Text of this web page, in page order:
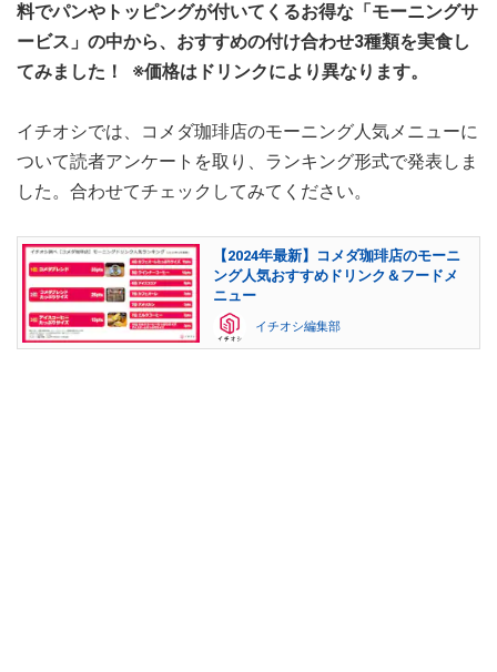
料でパンやトッピングが付いてくるお得な「モーニングサ
ービス」の中から、おすすめの付け合わせ3種類を実食し
てみました！ ※価格はドリンクにより異なります。
イチオシでは、コメダ珈琲店のモーニング人気メニューに
ついて読者アンケートを取り、ランキング形式で発表しま
した。合わせてチェックしてみてください。
【2024年最新】コメダ珈琲店のモーニ
ング人気おすすめドリンク＆フードメ
ニュー
イチオシ編集部